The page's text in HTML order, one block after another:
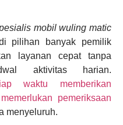
mobil wuling matic
pilihan banyak pemilik
layanan cepat tanpa
aktivitas harian.
waktu memberikan
pemeriksaan
menyeluruh.